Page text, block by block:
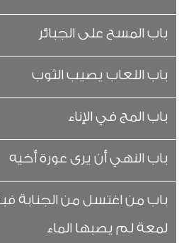
باب المسح على الجبائر
باب اللعاب يصيب الثوب
باب المج في الإناء
باب النهي أن يرى عورة أخيه
باب من اغتسل من
لمعة لم يصبها الماء